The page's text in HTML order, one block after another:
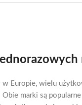
w Europie, wielu
marki są